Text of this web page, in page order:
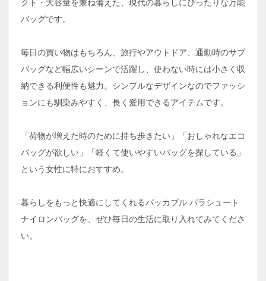
クト・大容量を兼ね備えた、現代の暮らしにぴったりな万能
バッグです。
毎日の買い物はもちろん、旅行やアウトドア、通勤時のサブ
バッグなど幅広いシーンで活躍し、使わない時には小さく収
納できる利便性も魅力。シンプルなデザインなのでファッシ
ョンにも馴染みやすく、長く愛用できるアイテムです。
「荷物が増えた時のために持ち歩きたい」「おしゃれなエコ
バッグが欲しい」「軽くて使いやすいバッグを探している」
という女性に特におすすめ。
暮らしをもっと快適にしてくれるパッカブル パラシュート
ナイロンバッグを、ぜひ毎日の生活に取り入れてみてくださ
い。